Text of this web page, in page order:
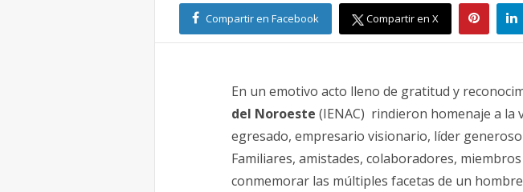
Compartir en Facebook Compartir en X
En un emotivo acto lleno de gratitud y
del Noroeste (IENAC) rindieron homenaje a la
egresado, empresario visionario, líder
Familiares, amistades, colaboradores,
conmemorar las múltiples facetas de un